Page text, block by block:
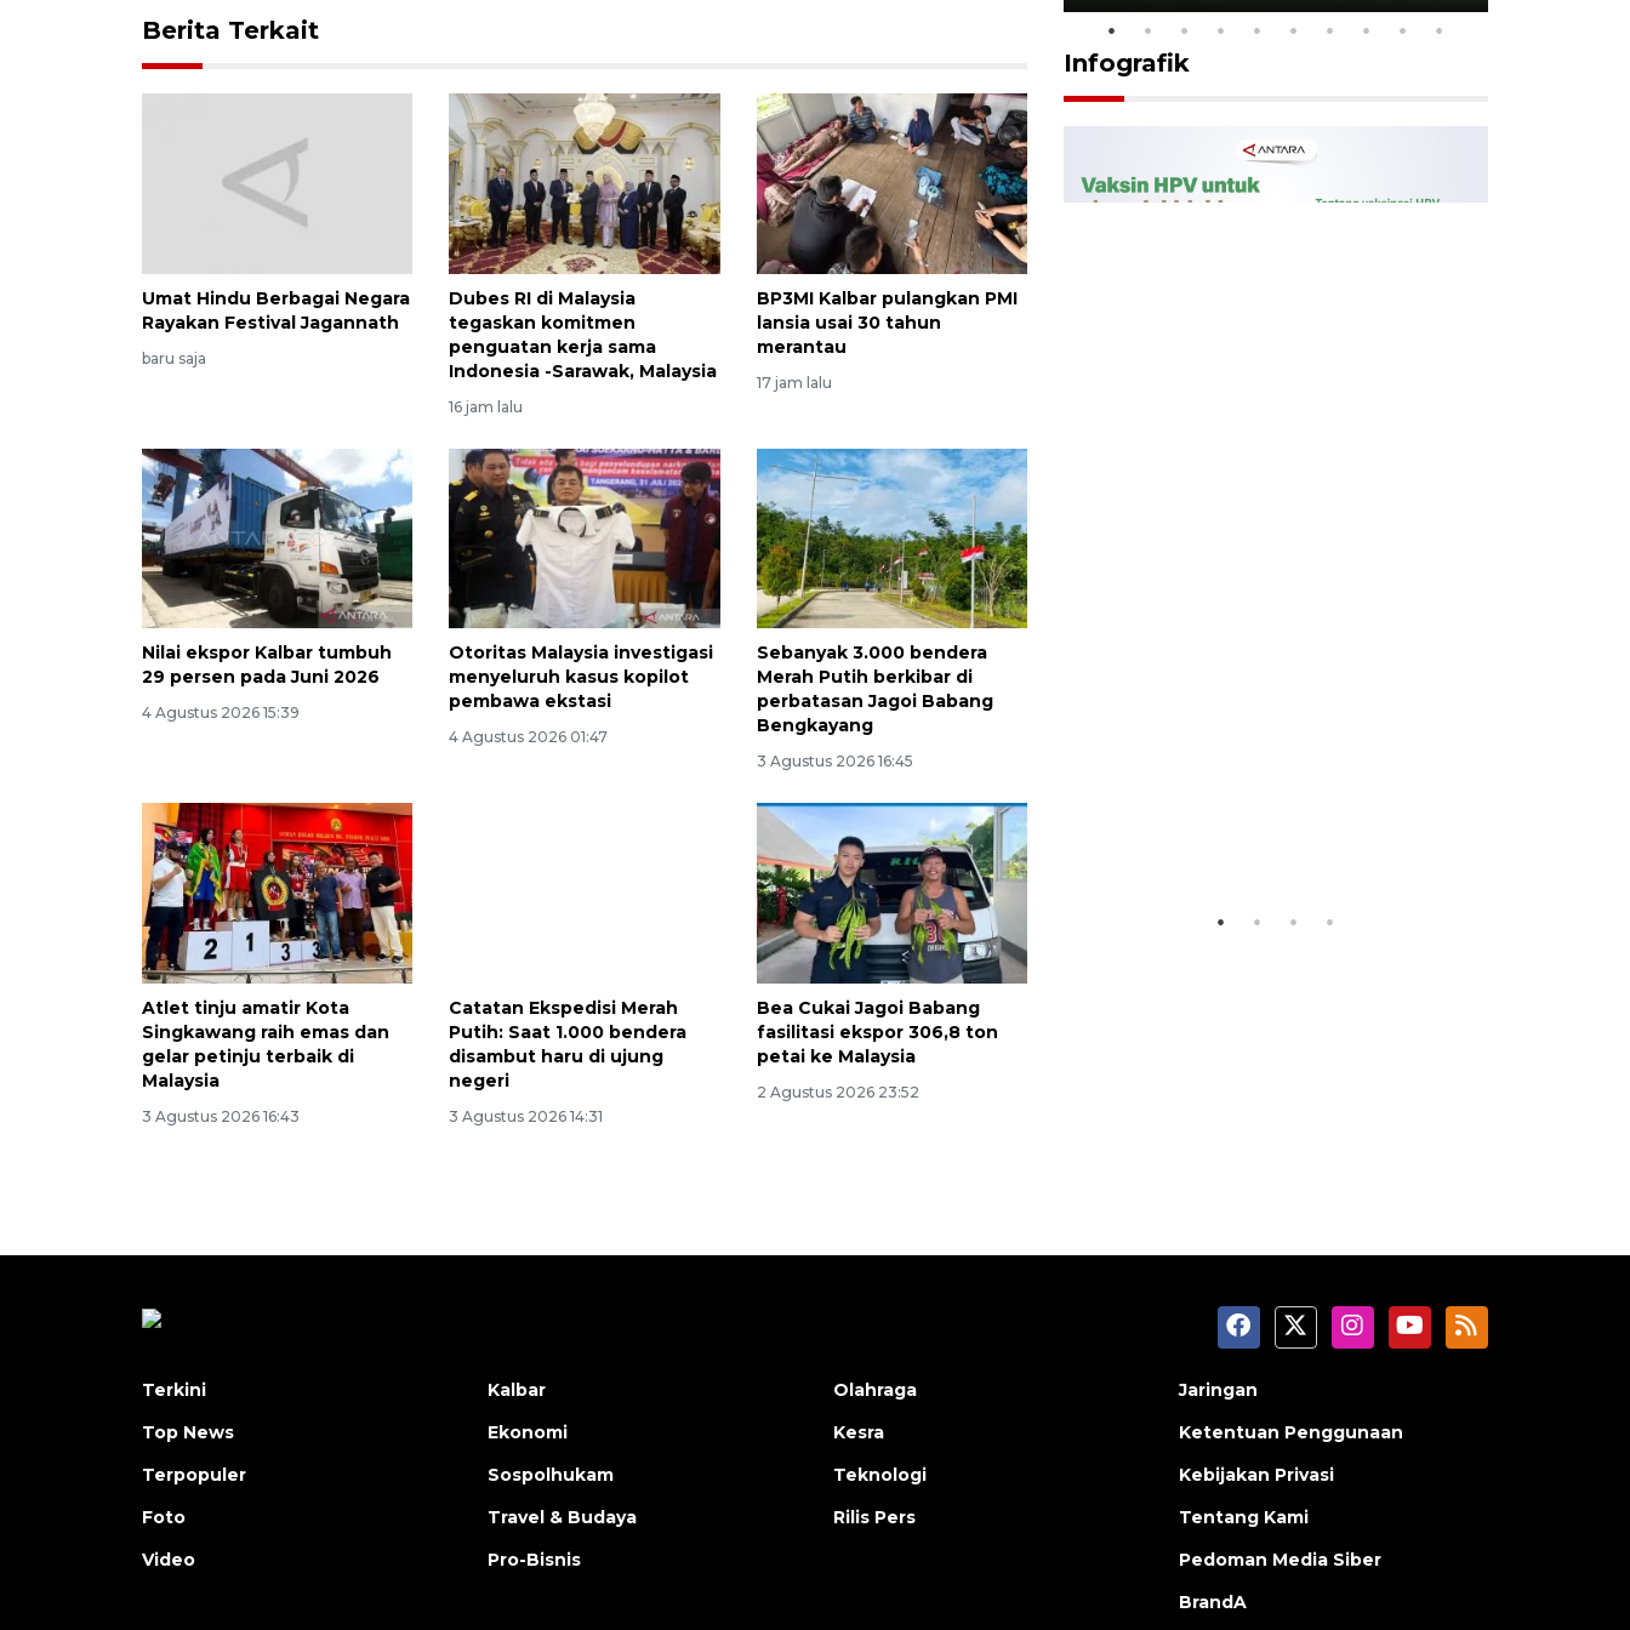
Berita Terkait
Umat Hindu Berbagai Negara
Rayakan Festival Jagannath
baru saja
Dubes RI di Malaysia
tegaskan komitmen
penguatan kerja sama
Indonesia -Sarawak, Malaysia
16 jam lalu
BP3MI Kalbar pulangkan PMI
lansia usai 30 tahun
merantau
17 jam lalu
Nilai ekspor Kalbar tumbuh
29 persen pada Juni 2026
4 Agustus 2026 15:39
Otoritas Malaysia investigasi
menyeluruh kasus kopilot
pembawa ekstasi
4 Agustus 2026 01:47
Sebanyak 3.000 bendera
Merah Putih berkibar di
perbatasan Jagoi Babang
Bengkayang
3 Agustus 2026 16:45
Atlet tinju amatir Kota
Singkawang raih emas dan
gelar petinju terbaik di
Malaysia
3 Agustus 2026 16:43
Catatan Ekspedisi Merah
Putih: Saat 1.000 bendera
disambut haru di ujung
negeri
3 Agustus 2026 14:31
Bea Cukai Jagoi Babang
fasilitasi ekspor 306,8 ton
petai ke Malaysia
2 Agustus 2026 23:52
Infografik
Waspadai penyakit saat
musim kemarau
2026-08-05 12:00:00
Terkini
Top News
Terpopuler
Foto
Video
Kalbar
Ekonomi
Sospolhukam
Travel & Budaya
Pro-Bisnis
Olahraga
Kesra
Teknologi
Rilis Pers
Jaringan
Ketentuan Penggunaan
Kebijakan Privasi
Tentang Kami
Pedoman Media Siber
BrandA